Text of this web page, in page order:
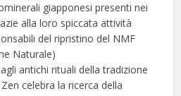
giapponesi presenti nei
alla loro spiccata attività
del ripristino del NMF
Naturale)
antichi rituali della tradizione
celebra la ricerca della